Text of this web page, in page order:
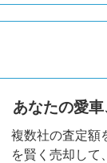
あなたの愛
複数社の査定額
を賢く売却して